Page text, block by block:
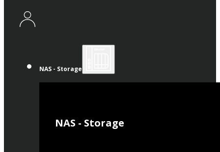
NAS - Storage
NAS - Storage